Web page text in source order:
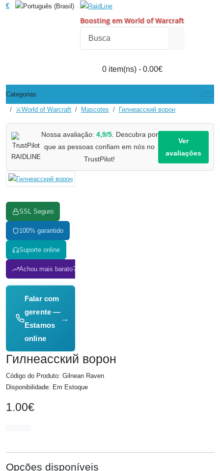
€
Boosting em World of Warcraft
0 item(ns) - 0.00€
Categorias
⚔️World of Warcraft Mascotes Гилнеасский ворон
Nossa avaliação: 4,9/5. Descubra por
que as pessoas confiam em nós no
TrustPilot!
Ver
avaliações
SSL Seguro
100% garantido
Suporte online
Achou mais barato? A gente iguala!
Falar com
gerente —
Estamos
online
→
Гилнеасский ворон
Código do Produto: Gilnean Raven
Disponibilidade: Em Estoque
1.00€
Opções disponíveis